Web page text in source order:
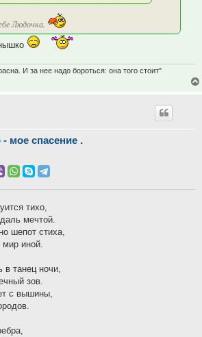
Людочка.
И за нее надо бороться: она того стоит"
мое спасение .
тихо,
мечтой.
шепот стиха,
мир иной.
в танец ночи,
зов.
с вышины,